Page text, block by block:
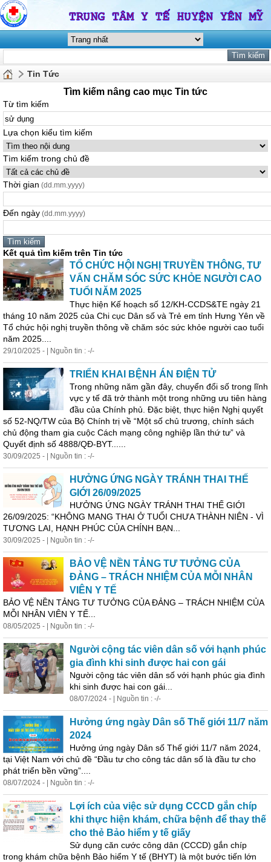
Tin Tức
Tìm kiếm nâng cao mục Tin tức
Từ tìm kiếm
Lựa chọn kiểu tìm kiếm
Tìm kiếm trong chủ đề
Thời gian (dd.mm.yyyy)
Đến ngày (dd.mm.yyyy)
Kết quả tìm kiếm trên Tin tức
TỔ CHỨC HỘI NGHỊ TRUYỀN THÔNG, TƯ
VẤN CHĂM SÓC SỨC KHỎE NGƯỜI CAO
TUỔI NĂM 2025
Thực hiện Kế hoạch số 12/KH-CCDS&TE ngày 21
tháng 10 năm 2025 của Chi cục Dân số và Trẻ em tỉnh Hưng Yên về
Tổ chức hội nghị truyền thông về chăm sóc sức khỏe người cao tuổi
năm 2025....
29/10/2025 - | Nguồn tin : -/-
TRIỂN KHAI BỆNH ÁN ĐIỆN TỬ
Trong những năm gần đây, chuyển đổi số trong lĩnh
vực y tế đã trở thành một trong những ưu tiên hàng
đầu của Chính phủ. Đặc biệt, thực hiện Nghị quyết
số 52-NQ/TW của Bộ Chính trị về “Một số chủ trương, chính sách
chủ động tham gia cuộc Cách mạng công nghiệp lần thứ tư” và
Quyết định số 4888/QĐ-BYT......
30/09/2025 - | Nguồn tin : -/-
HƯỞNG ỨNG NGÀY TRÁNH THAI THẾ
GIỚI 26/09/2025
HƯỞNG ỨNG NGÀY TRÁNH THAI THẾ GIỚI
26/09/2025: “KHÔNG MANG THAI Ở TUỔI CHƯA THÀNH NIÊN - VÌ
TƯƠNG LAI, HẠNH PHÚC CỦA CHÍNH BẠN...
30/09/2025 - | Nguồn tin : -/-
BẢO VỆ NỀN TẢNG TƯ TƯỞNG CỦA
ĐẢNG – TRÁCH NHIỆM CỦA MỖI NHÂN
VIÊN Y TẾ
BẢO VỆ NỀN TẢNG TƯ TƯỞNG CỦA ĐẢNG – TRÁCH NHIỆM CỦA
MỖI NHÂN VIÊN Y TẾ...
08/05/2025 - | Nguồn tin : -/-
Người cộng tác viên dân số với hạnh phúc
gia đình khi sinh được hai con gái
Người cộng tác viên dân số với hạnh phúc gia đình
khi sinh được hai con gái...
08/07/2024 - | Nguồn tin : -/-
Hưởng ứng ngày Dân số Thế giới 11/7 năm
2024
Hưởng ứng ngày Dân số Thế giới 11/7 năm 2024,
tại Việt Nam với chủ đề “Đầu tư cho công tác dân số là đầu tư cho
phát triển bền vững”....
08/07/2024 - | Nguồn tin : -/-
Lợi ích của việc sử dụng CCCD gắn chíp
khi thực hiện khám, chữa bệnh để thay thế
cho thẻ Bảo hiểm y tế giấy
Sử dụng căn cước công dân (CCCD) gắn chíp
trong khám chữa bệnh Bảo hiểm Y tế (BHYT) là một bước tiến lớn